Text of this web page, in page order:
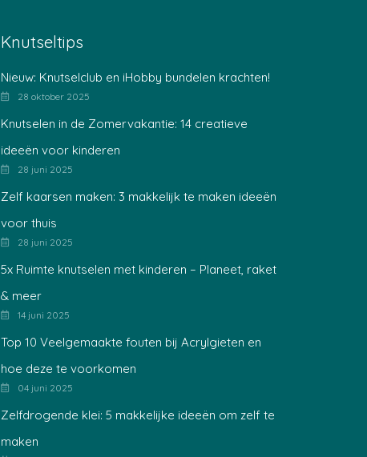
Knutseltips
Nieuw: Knutselclub en iHobby bundelen krachten!
28 oktober 2025
Knutselen in de Zomervakantie: 14 creatieve
ideeën voor kinderen
28 juni 2025
Zelf kaarsen maken: 3 makkelijk te maken ideeën
voor thuis
28 juni 2025
5x Ruimte knutselen met kinderen – Planeet, raket
& meer
14 juni 2025
Top 10 Veelgemaakte fouten bij Acrylgieten en
hoe deze te voorkomen
04 juni 2025
Zelfdrogende klei: 5 makkelijke ideeën om zelf te
maken